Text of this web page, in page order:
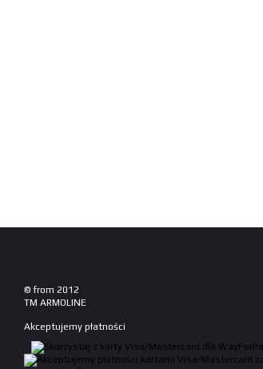
© from 2012
TM ARMOLINE
Akceptujemy płatności